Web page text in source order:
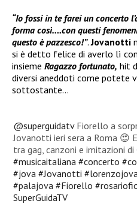
“Io fossi in te farei un concerto
forma così….con questi
questo è pazzesco!”.Jovanotti
si è detto felice di averlo lì
insieme Ragazzo fortunato, hit
diversi aneddoti come potete
sottostante…
@superguidatvFiorello a
Jovanotti ieri sera a Roma 😍
tra gag, canzoni e imitazioni
#musicaitaliana #concerto
#jova #Jovanotti
#palajova #Fiorello
SuperGuidaTV